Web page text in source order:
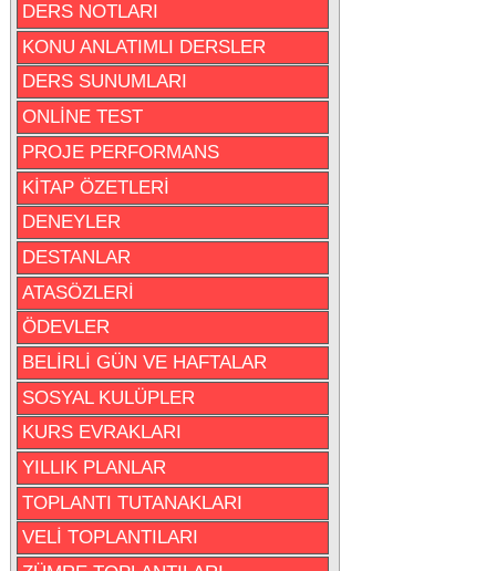
DERS NOTLARI
KONU ANLATIMLI DERSLER
DERS SUNUMLARI
ONLİNE TEST
PROJE PERFORMANS
KİTAP ÖZETLERİ
DENEYLER
DESTANLAR
ATASÖZLERİ
ÖDEVLER
BELİRLİ GÜN VE HAFTALAR
SOSYAL KULÜPLER
KURS EVRAKLARI
YILLIK PLANLAR
TOPLANTI TUTANAKLARI
VELİ TOPLANTILARI